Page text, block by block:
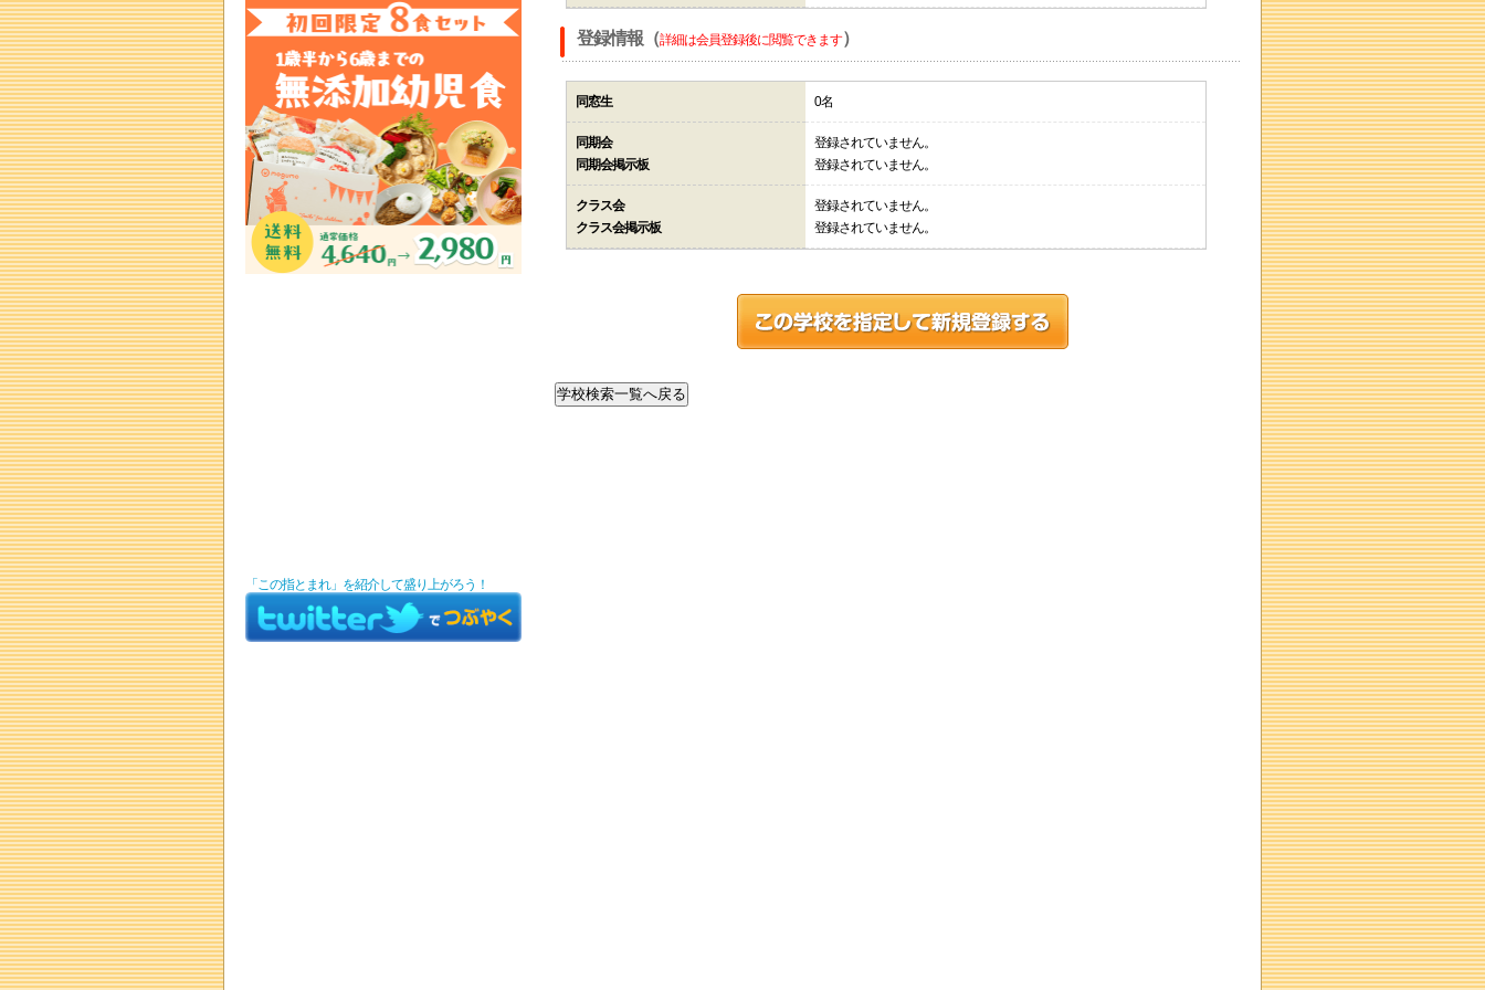
登録情報（詳細は会員登録後に閲覧できます）
同窓生 0名
同期会
同期会掲示板
登録されていません。
登録されていません。
クラス会
クラス会掲示板
登録されていません。
登録されていません。
「この指とまれ」を紹介して盛り上がろう！